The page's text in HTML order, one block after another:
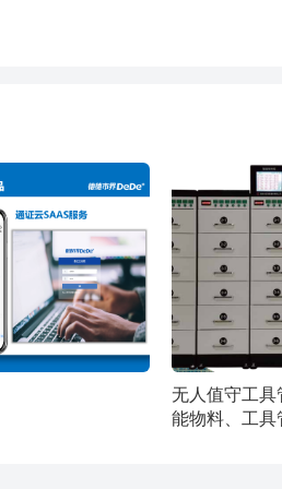
无人值守工具
能物料、工具